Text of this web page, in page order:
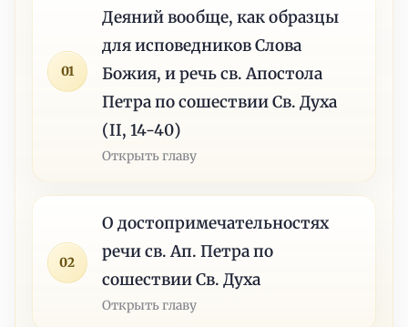
01
Деяний вообще, как образцы
для исповедников Слова
Божия, и речь св. Апостола
Петра по сошествии Св. Духа
(II, 14-40)
Открыть главу
02
О достопримечательностях
речи св. Ап. Петра по
сошествии Св. Духа
Открыть главу